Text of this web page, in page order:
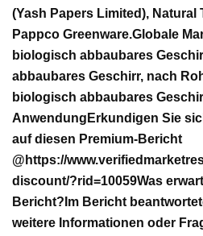
(Yash Papers Limited), Natural
Pappco Greenware.Globale
biologisch abbaubares
abbaubares Geschirr, nach
biologisch abbaubares
Anwendung Erkundigen Sie
auf diesen Premium-Bericht
@ https://
discount/?rid=10059Was
Bericht? Im Bericht
weitere Informationen oder